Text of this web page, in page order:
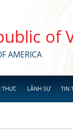
of
AMERICA
THỰC LÃNH SỰ TIN